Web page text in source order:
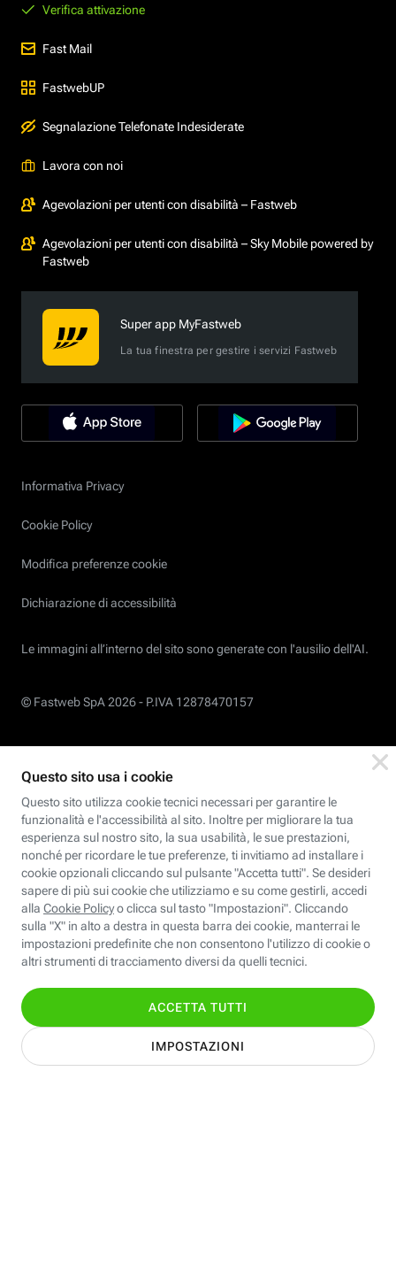
Verifica attivazione
Fast Mail
FastwebUP
Segnalazione Telefonate Indesiderate
Lavora con noi
Agevolazioni per utenti con disabilità – Fastweb
Agevolazioni per utenti con disabilità – Sky Mobile powered by
Fastweb
Super app MyFastweb
La tua finestra per gestire i servizi Fastweb
Informativa Privacy
Cookie Policy
Modifica preferenze cookie
Dichiarazione di accessibilità
Le immagini all’interno del sito sono generate con l'ausilio dell'AI.
© Fastweb SpA 2026 - P.IVA 12878470157